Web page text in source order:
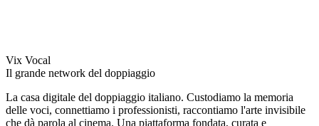
Vix Vocal
Il grande network del doppiaggio
La casa digitale del doppiaggio italiano. Custodiamo la memoria
delle voci, connettiamo i professionisti, raccontiamo l'arte invisibile
che dà parola al cinema. Una piattaforma fondata, curata e